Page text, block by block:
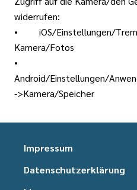
widerrufen:
• iOS/Einstellungen/
Kamera/Fotos
•
Android/Einstellungen/
->Kamera/Speicher
Impressum
Datenschutzerklärung